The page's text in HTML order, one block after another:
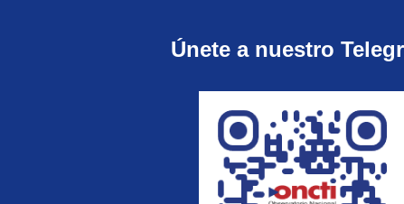
Únete a nuestro